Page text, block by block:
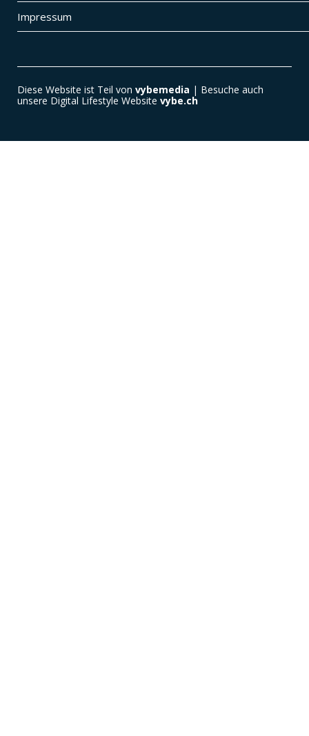
Impressum
Diese Website ist Teil von vybemedia | Besuche auch
unsere Digital Lifestyle Website vybe.ch